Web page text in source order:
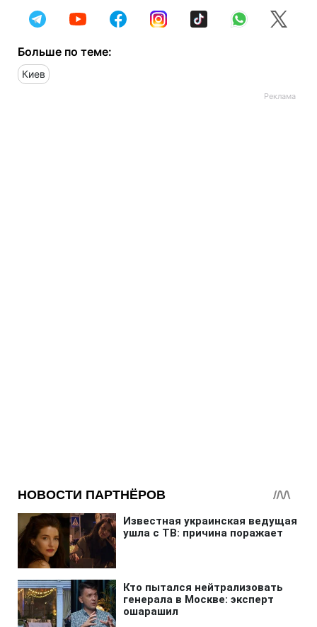
Больше по теме:
Киев